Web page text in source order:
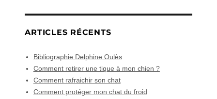
ARTICLES RÉCENTS
Bibliographie Delphine Oulès
Comment retirer une tique à mon chien ?
Comment rafraichir son chat
Comment protéger mon chat du froid